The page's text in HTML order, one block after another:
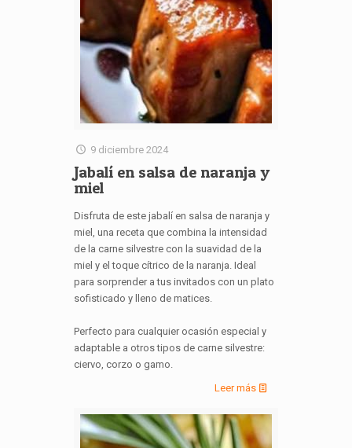
9 diciembre 2024
Jabalí en salsa de naranja y
miel
Disfruta de este jabalí en salsa de naranja y
miel, una receta que combina la intensidad
de la carne silvestre con la suavidad de la
miel y el toque cítrico de la naranja. Ideal
para sorprender a tus invitados con un plato
sofisticado y lleno de matices.
Perfecto para cualquier ocasión especial y
adaptable a otros tipos de carne silvestre:
ciervo, corzo o gamo.
Leer más